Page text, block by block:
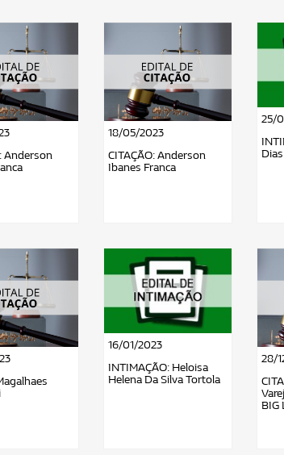
Anderson
18/05/2023
CITAÇÃO: Anderson
Ibanes Franca
25/
16/01/2023
INTIMAÇÃO: Heloisa
Helena Da Silva Tortola
28/
BIG